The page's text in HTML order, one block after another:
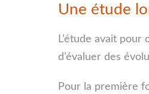
Une étude
L’étude avait
d’évaluer des
Pour la première